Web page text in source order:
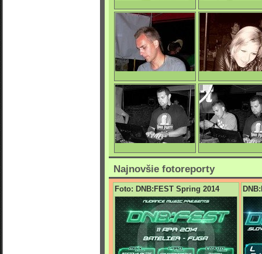
Boss
0/4078
Anfree
0/3745
Tanya
Button
0/4111
Anfree & Button
Najnovšie fotoreporty
Foto: DNB:FEST Spring 2014